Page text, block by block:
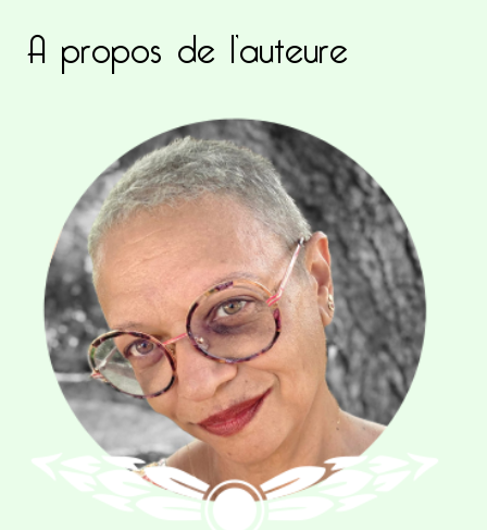
A propos de l’auteure